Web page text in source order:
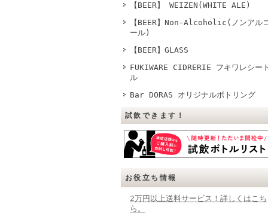
【BEER】 WEIZEN(WHITE ALE)
【BEER】Non-Alcoholic(ノンアル
ール)
【BEER】GLASS
FUKIWARE CIDRERIE フキワレシー
ル
Bar DORAS オリジナルボトリング
試飲できます！
お役立ち情報
2万円以上送料サービス！詳しくはこち
ら。